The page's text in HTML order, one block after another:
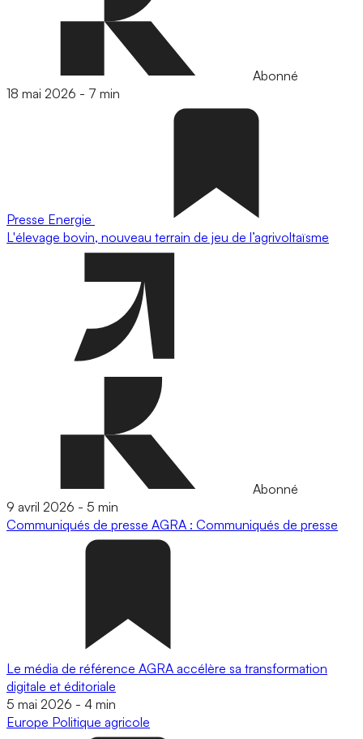
Abonné
18 mai 2026 - 7 min
Presse Energie
L'élevage bovin, nouveau terrain de jeu de l’agrivoltaïsme
Abonné
9 avril 2026 - 5 min
Communiqués de presse AGRA : Communiqués de presse
Le média de référence AGRA accélère sa transformation
digitale et éditoriale
5 mai 2026 - 4 min
Europe Politique agricole